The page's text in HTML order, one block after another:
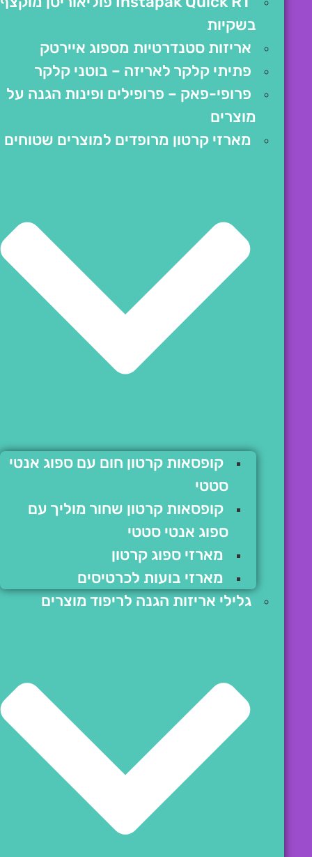
בשקיות
אריזות סטנדרטיות מספוג איירטק
פתיתי קלקר לאריזה – בוטני קלקר
פרופי-פאק – פרופילים ופינות הגנה על
מוצרים
מארזי קרטון מרופדים למוצרים שטוחים
קופסאות קרטון חום עם ספוג אנטי
סטטי
קופסאות קרטון שחור מוליך עם
ספוג אנטי סטטי
מארזי ספוג קרטון
מארזי בועות לכרטיסים
גלילי אריזות הגנה לריפוד מוצרים